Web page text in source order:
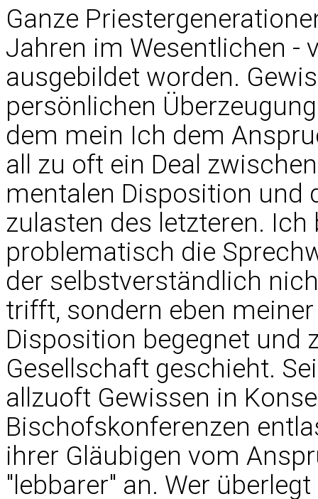
Ganze
Jahren im Wesentlichen -
ausgebildet worden.
persönlichen
dem mein Ich dem
all zu oft ein Deal
mentalen Disposition und
zulasten des letzteren.
problematisch die
der selbstverständlich
trifft, sondern eben
Disposition begegnet und
Gesellschaft geschieht.
allzuoft Gewissen in
Bischofskonferenzen
ihrer Gläubigen vom
"lebbarer" an. Wer überlegt